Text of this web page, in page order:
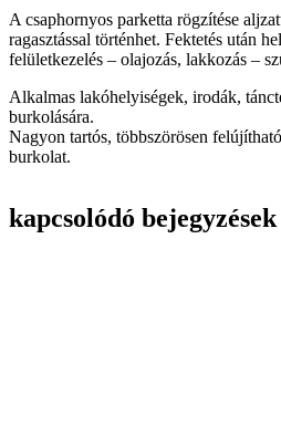
A csaphornyos parketta rögzítése
ragasztással történhet. Fektetés után
felületkezelés – olajozás, lakkozás –
Alkalmas lakóhelyiségek, irodák,
burkolására.
Nagyon tartós, többszörösen
burkolat.
kapcsolódó bejegyzések